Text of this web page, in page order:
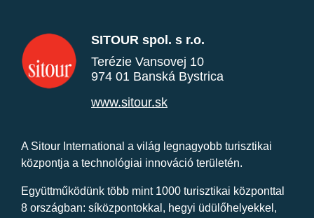
SITOUR spol. s r.o.
Terézie Vansovej 10
974 01 Banská Bystrica
www.sitour.sk
A Sitour International a világ legnagyobb turisztikai
központja a technológiai innováció területén.
Együttműködünk több mint 1000 turisztikai központtal
8 országban: síközpontokkal, hegyi üdülőhelyekkel,